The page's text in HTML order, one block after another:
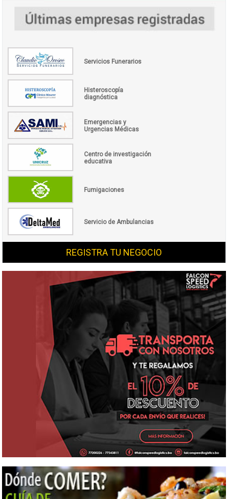
Servicios Funerarios
Histeroscopía
diagnóstica
Emergencias y
Urgencias Médicas
Centro de investigación
educativa
Fumigaciones
Servicio de Ambulancias
REGISTRA TU NEGOCIO